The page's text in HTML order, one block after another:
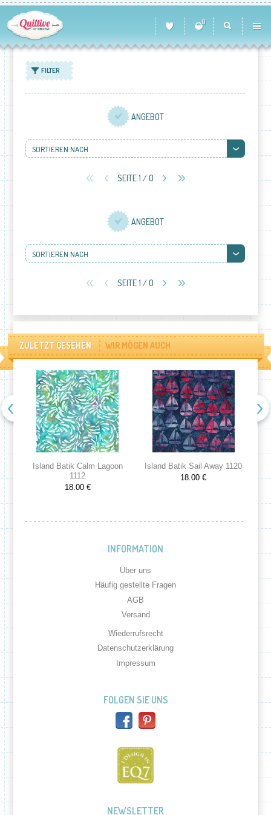
0
FILTER
ANGEBOT
SORTIEREN NACH
SEITE 1 / 0
ANGEBOT
SORTIEREN NACH
SEITE 1 / 0
ZULETZT GESEHEN WIR MÖGEN AUCH
Island Batik Calm Lagoon
1112
18.00 €
Island Batik Sail Away 1120
18.00 €
INFORMATION
Über uns
Häufig gestellte Fragen
AGB
Versand
Wiederrufsrecht
Datenschutzerklärung
Impressum
FOLGEN SIE UNS
NEWSLETTER